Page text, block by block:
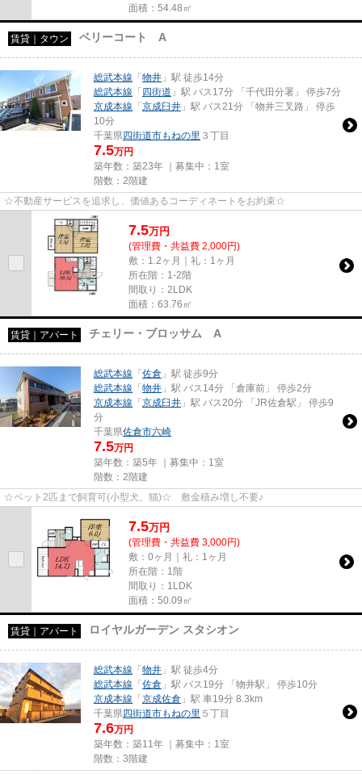
面積：54.48㎡
賃貸｜タウン ベリーコート A
総武本線 「物井 」駅 徒歩14分
総武本線 「四街道 」駅 バス17分 「千代田分署」 停歩7分
京成本線 「京成臼井 」駅 バス21分 「物井三叉路」 停歩
10分
千葉県四街道市もねの里 ３丁目
7.5万円
築年数：築23年 ｜募集中： 1室
階数：2階建
☆不動産サービスを追求し、価値あるコーディネートをお約束☆
7.5万円
(管理費・共益費 2,000円)
敷：1.2ヶ月｜礼：1ヶ月
所在階：1-2階
間取り：2LDK
面積：63.76㎡
賃貸｜アパート チェリー・ブロッサム A
総武本線 「佐倉 」駅 徒歩9分
総武本線 「物井 」駅 バス14分 「倉庫前」 停歩2分
京成本線 「京成臼井 」駅 バス20分 「JR佐倉駅」 停歩9
分
千葉県佐倉市六崎
7.5万円
築年数：築5年 ｜募集中： 1室
階数：2階建
☆ペット2匹まで飼育可(小型犬、猫)☆ 敷金積み増し不要♪
7.5万円
(管理費・共益費 3,000円)
敷：0ヶ月｜礼：1ヶ月
所在階：1階
間取り：1LDK
面積：50.09㎡
賃貸｜アパート ロイヤルガーデン スタシオン
総武本線 「物井 」駅 徒歩4分
総武本線 「佐倉 」駅 バス19分 「物井駅」 停歩10分
京成本線 「京成佐倉 」駅 車19分 8.3km
千葉県四街道市もねの里 ５丁目
7.6万円
築年数：築11年 ｜募集中： 1室
階数：3階建